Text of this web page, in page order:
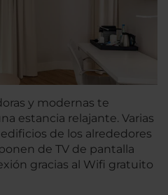
y modernas te
estancia relajante. Varias
de los alrededores
de TV de pantalla
gracias al Wifi gratuito